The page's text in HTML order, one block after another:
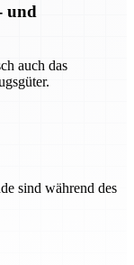
und
auch das
sind während des